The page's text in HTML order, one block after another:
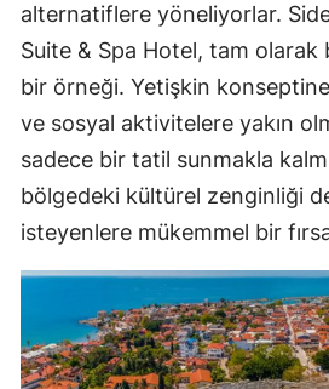
alternatiflere yöneliyorlar.
Suite & Spa Hotel, tam olarak
bir örneği. Yetişkin
ve sosyal aktivitelere yakın
sadece bir tatil sunmakla
bölgedeki kültürel zenginliği
isteyenlere mükemmel bir